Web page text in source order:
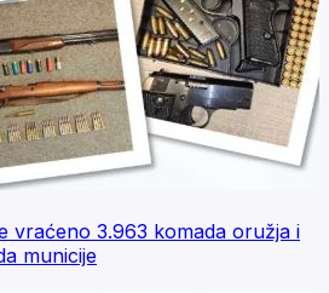
vraćeno 3.963 komada oružja i
municije